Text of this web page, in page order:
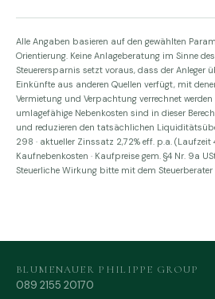
Alle Angaben basieren auf den gewählten
Orientierung. Keine Anlageberatung im Sinne des
Steuerersparnis setzt voraus, dass der Anleger
Einkünfte aus anderen Quellen verfügt, mit
Vermietung und Verpachtung verrechnet
umlagefähige Nebenkosten sind in dieser
und reduzieren den tatsächlichen
298 · aktueller Zinssatz 2,72% eff. p.a. (Laufzeit
Kaufnebenkosten · Kaufpreise gem. §4 Nr. 9a
Steuerliche Wirkung bitte mit dem
BLUMENAUER PHILIPPE GROUP
089 2155 20170